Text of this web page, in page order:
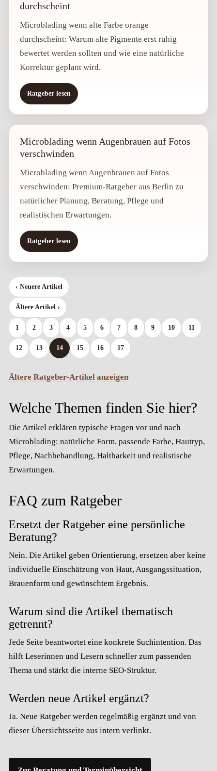
durchscheint
Microblading wenn alte Farbe orange
durchscheint: Warum alte Pigmente erst ruhig
bewertet werden sollten und wie eine natürliche
Korrektur geplant wird.
Ratgeber lesen
Microblading wenn Augenbrauen auf Fotos
verschwinden
Microblading wenn Augenbrauen auf Fotos
verschwinden: Premium-Ratgeber aus Berlin zu
natürlicher Planung, Beratung, Pflege und
realistischen Erwartungen.
Ratgeber lesen
‹ Neuere Artikel
1 2 3 4 5 6 7 8 9 10 11
12 13 14 15 16 17
Ältere Artikel ›
Ältere Ratgeber-Artikel anzeigen
Welche Themen finden Sie hier?
Die Artikel erklären typische Fragen vor und nach
Microblading: natürliche Form, passende Farbe, Hauttyp,
Pflege, Nachbehandlung, Haltbarkeit und realistische
Erwartungen.
FAQ zum Ratgeber
Ersetzt der Ratgeber eine persönliche
Beratung?
Nein. Die Artikel geben Orientierung, ersetzen aber keine
individuelle Einschätzung von Haut, Ausgangssituation,
Brauenform und gewünschtem Ergebnis.
Warum sind die Artikel thematisch
getrennt?
Jede Seite beantwortet eine konkrete Suchintention. Das
hilft Leserinnen und Lesern schneller zum passenden
Thema und stärkt die interne SEO-Struktur.
Werden neue Artikel ergänzt?
Ja. Neue Ratgeber werden regelmäßig ergänzt und von
dieser Übersichtsseite aus intern verlinkt.